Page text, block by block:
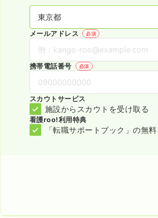
メールアドレス 必須
携帯電話番号 必須
スカウトサービス
施設からスカウトを受け取る
看護roo!利用特典
「転職サポートブック」の無